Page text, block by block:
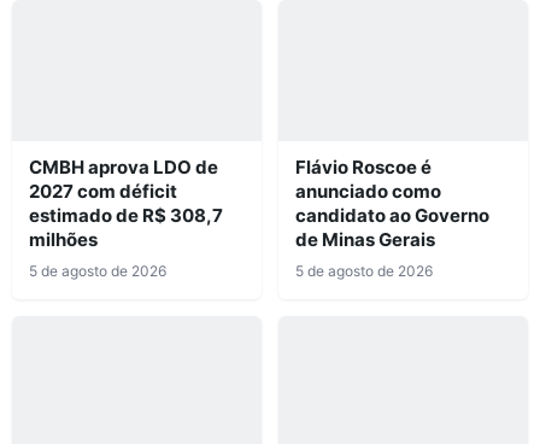
CMBH aprova LDO de
2027 com déficit
estimado de R$ 308,7
milhões
5 de agosto de 2026
Flávio Roscoe é
anunciado como
candidato ao Governo
de Minas Gerais
5 de agosto de 2026